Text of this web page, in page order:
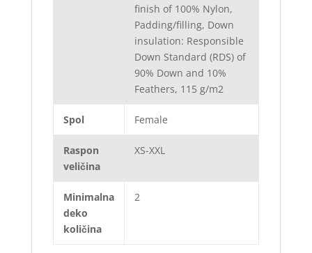
finish of 100% Nylon,
Padding/filling, Down
insulation: Responsible
Down Standard (RDS) of
90% Down and 10%
Feathers, 115 g/m2
Spol Female
Raspon
veličina
XS-XXL
Minimalna
deko
količina
2